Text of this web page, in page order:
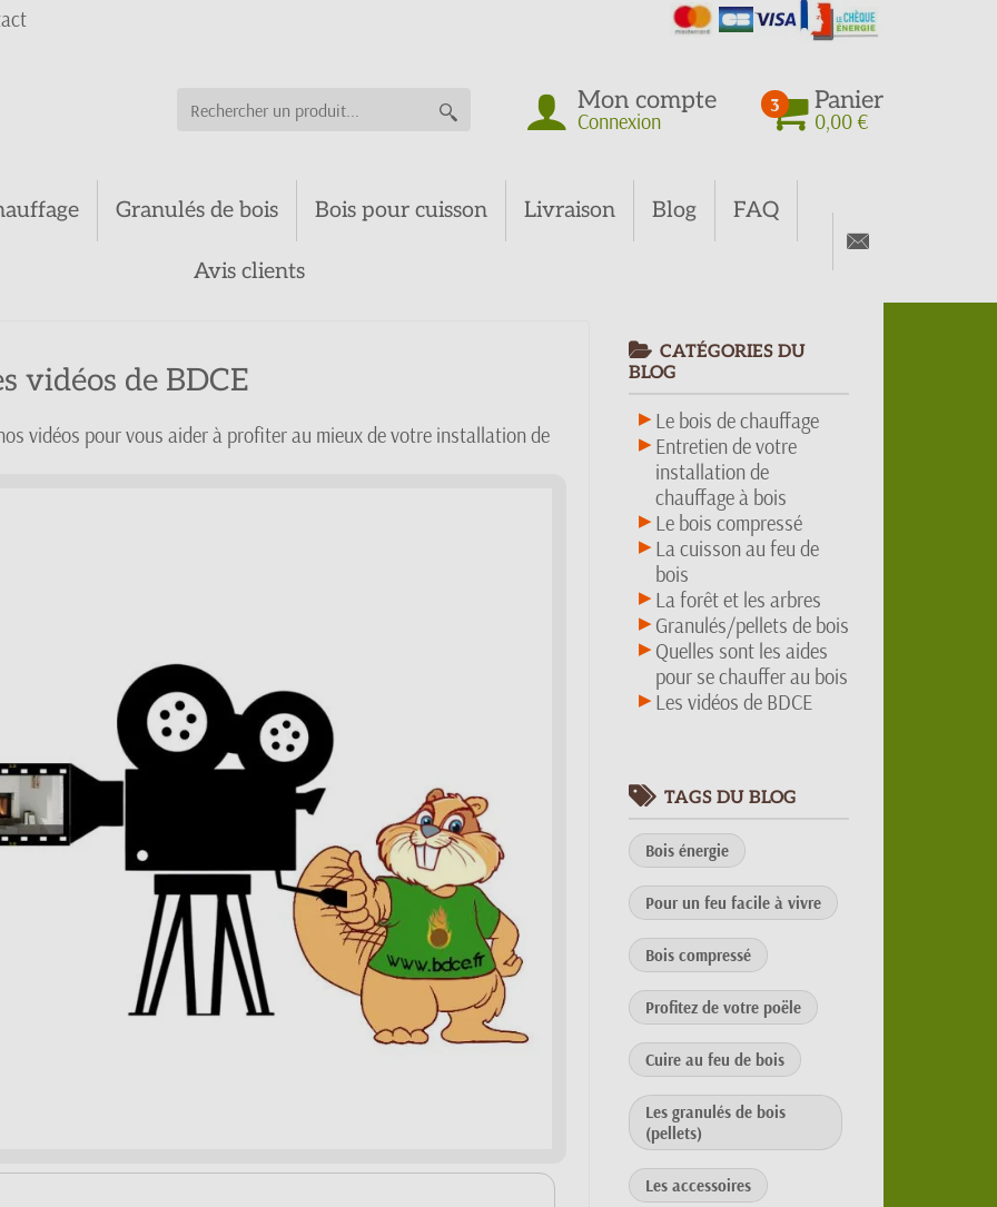
Mon compte
Connexion
3 Panier
0,00 €
Granulés de bois Bois pour cuisson Livraison Blog FAQ
Avis clients
vidéos de BDCE
vidéos pour vous aider à profiter au mieux de votre installation de
CATÉGORIES DU
BLOG
Le bois de chauffage
Entretien de votre
installation de
chauffage à bois
Le bois compressé
La cuisson au feu de
bois
La forêt et les arbres
Granulés/pellets de bois
Quelles sont les aides
pour se chauffer au bois
Les vidéos de BDCE
TAGS DU BLOG
Bois énergie
Pour un feu facile à vivre
Bois compressé
Profitez de votre poële
Cuire au feu de bois
Les granulés de bois
(pellets)
Les accessoires